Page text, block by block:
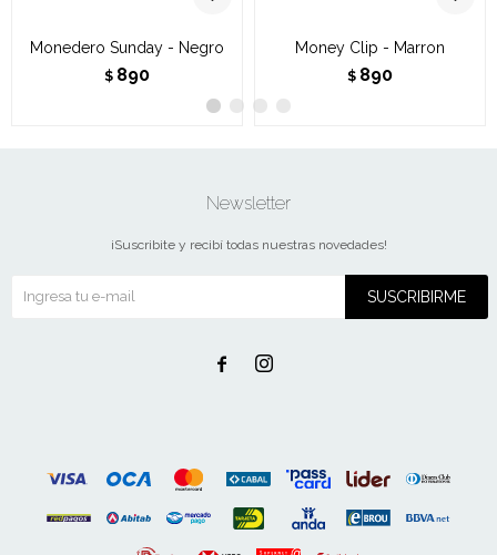
Monedero Sunday - Negro
$ 890
Money Clip - Marron
$ 890
Newsletter
¡Suscribite y recibí todas nuestras novedades!
SUSCRIBIRME
 